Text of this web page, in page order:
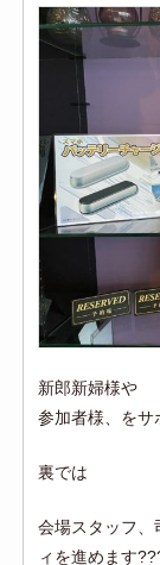
新郎新婦様や
参加者様、をサ
裏では
会場スタッフ、
ィを進めます